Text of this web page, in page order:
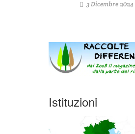
3 Dicembre 2024
Istituzioni